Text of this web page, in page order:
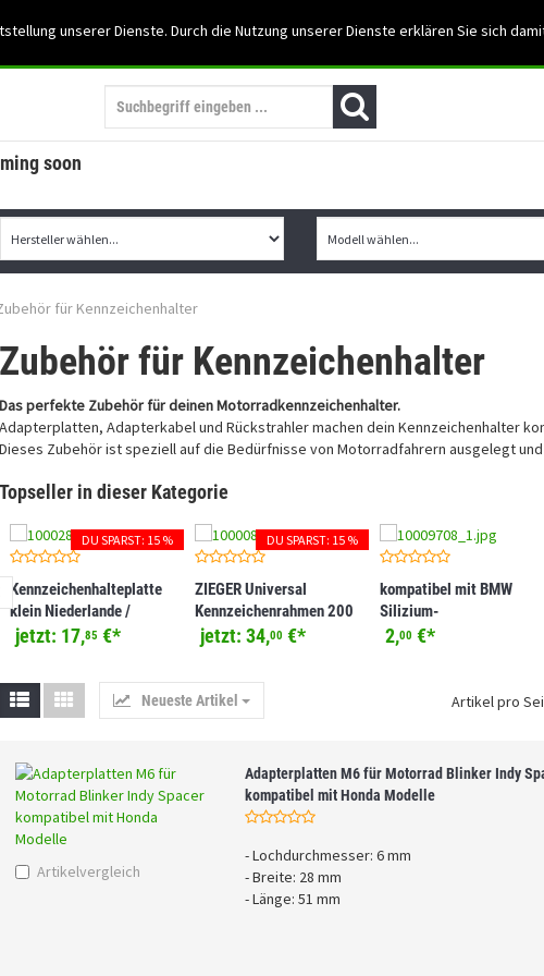
unserer Dienste. Durch die Nutzung unserer Dienste erklären Sie sich
Mein Konto Support: 03501-
soon
für Kennzeichenhalter
Zubehör für Kennzeichenhalter
Das perfekte Zubehör für deinen Motorradkennzeichenhalter.
Adapterplatten, Adapterkabel und Rückstrahler machen dein Kennzeichenhalter
Dieses Zubehör ist speziell auf die Bedürfnisse von Motorradfahrern ausgelegt
Topseller in dieser Kategorie
Kennzeichenhalteplatte
klein Niederlande /
Belgien / Schweiz
jetzt: 17,85 €*
DU SPARST: 15 %
ZIEGER Universal
Kennzeichenrahmen 200
x 180 schwarz
jetzt: 34,00 €*
DU SPARST: 15 %
kompatibel mit BMW
Silizium-
Gleichrichterdiode /
2,00 €*
Neueste Artikel Artikel pro
Artikelvergleich
Adapterplatten M6 für Motorrad Blinker Indy
kompatibel mit Honda Modelle
- Lochdurchmesser: 6 mm
- Breite: 28 mm
- Länge: 51 mm